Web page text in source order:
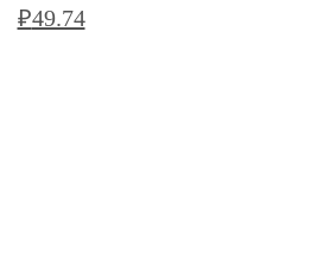
₽49.74